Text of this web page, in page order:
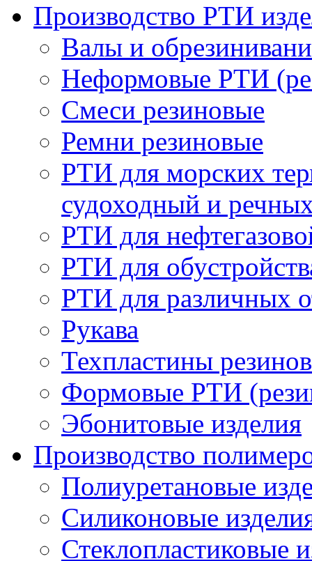
Производство РТИ
Валы и
Неформовые РТИ
Смеси резиновые
Ремни резиновые
РТИ для морских
судоходный и
РТИ для
РТИ для
РТИ для различных
Рукава
Техпластины
Формовые РТИ
Эбонитовые изделия
Производство
Полиуретановые
Силиконовые
Стеклопластиковые